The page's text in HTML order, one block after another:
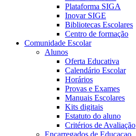
Plataforma SIGA
Inovar SIGE
Bibliotecas Escolares
Centro de formação
Comunidade Escolar
Alunos
Oferta Educativa
Calendário Escolar
Horários
Provas e Exames
Manuais Escolares
Kits digitais
Estatuto do aluno
Critérios de Avaliação
Encarregados de Educaçao